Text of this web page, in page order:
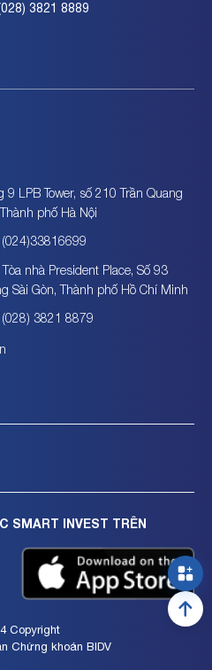
3821 8889
9 LPB Tower, số 210 Trần Quang
phố Hà Nội
nhà President Place, Số 93
Sài Gòn, Thành phố Hồ Chí Minh
3821 8879
SMART INVEST TRÊN
Copyright
Chứng khoán BIDV